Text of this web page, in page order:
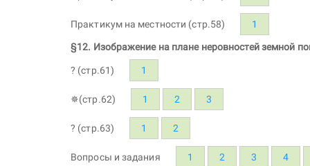
Практикум на местности (стр.58) 1
§12. Изображение на плане неровностей земной
? (стр.61) 1
✵(стр.62) 1 2 3
? (стр.63) 1 2
Вопросы и задания 1 2 3 4